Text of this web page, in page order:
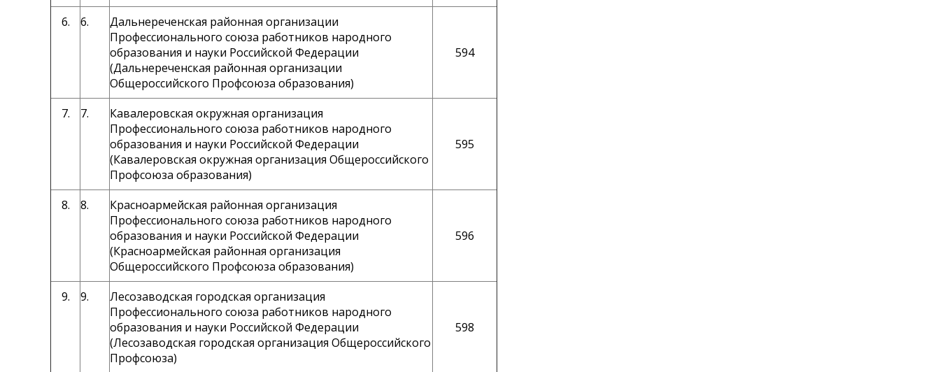
6. 6.
Дальнереченская районная организации
Профессионального союза работников народного
образования и науки Российской Федерации
(Дальнереченская районная организации
Общероссийского Профсоюза образования)
594
7. 7.
Кавалеровская окружная организация
Профессионального союза работников народного
образования и науки Российской Федерации
(Кавалеровская окружная организация Общероссийского
Профсоюза образования)
595
8. 8.
Красноармейская районная организация
Профессионального союза работников народного
образования и науки Российской Федерации
(Красноармейская районная организация
Общероссийского Профсоюза образования)
596
9. 9.
Лесозаводская городская организация
Профессионального союза работников народного
образования и науки Российской Федерации
(Лесозаводская городская организация Общероссийского
Профсоюза)
598